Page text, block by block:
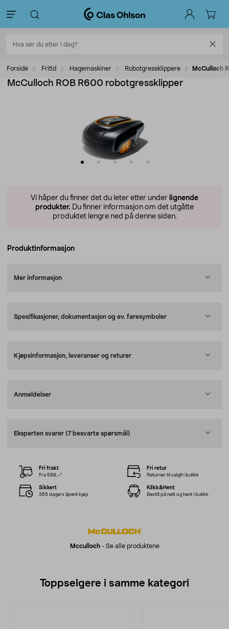
Forside Fritid Hagemaskiner Robotgressklippere McCulloch
McCulloch ROB R600 robotgressklipper
Vi håper du finner det du leter etter under lignende
produkter. Du finner informasjon om det utgåtte
produktet lengre ned på denne siden.
Produktinformasjon
Mer informasjon
Spesifikasjoner, dokumentasjon og ev. faresymboler
Kjøpsinformasjon, leveranser og returer
Anmeldelser
Eksperten svarer (7 besvarte spørsmål)
Mcculloch- Se alle produktene
Fri frakt
Fra 599,–*
Fri retur
Returner til valgfri butikk
Sikkert
365 dagers åpent kjøp
Klikk&Hent
Bestill på nett og hent i butikk
Toppselgere i samme kategori